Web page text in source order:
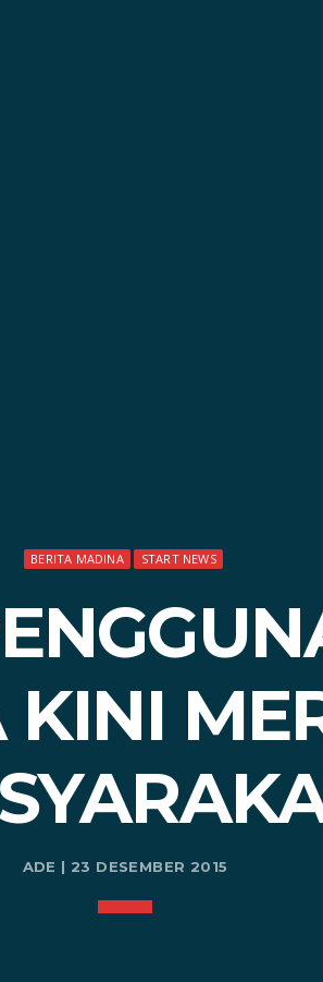
BERITA MADINA START NEWS
ADE | 23 DESEMBER 2015